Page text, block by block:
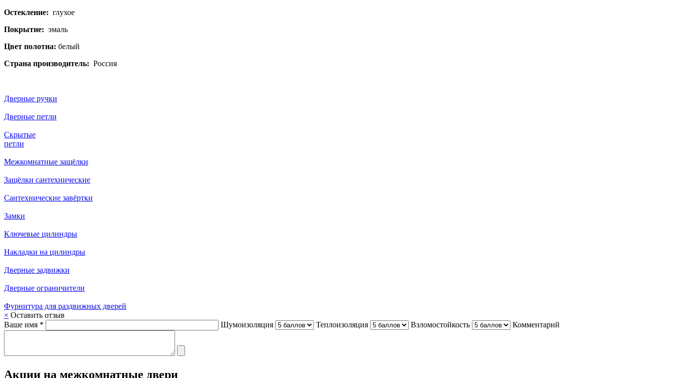
Остекление: глухое
Покрытие: эмаль
Цвет полотна: белый
Страна производитель: Россия
Дверные ручки
Дверные петли
Скрытые
петли
Межкомнатные защёлки
Защёлки сантехнические
Сантехнические завёртки
Замки
Ключевые цилиндры
Накладки на цилиндры
Дверные задвижки
Дверные ограничители
Фурнитура для раздвижных дверей
× Оставить отзыв
Ваше имя *
Шумоизоляция Теплоизоляция Взломостойкость Комментарий
Акции на межкомнатные двери